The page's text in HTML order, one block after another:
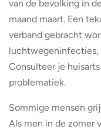
van de bevolking in
maand maart. Een
verband gebracht
luchtwegeninfecties,
Consulteer je
problematiek.
Sommige mensen
Als men in de zomer